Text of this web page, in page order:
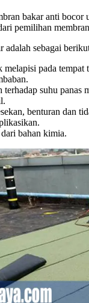
bakar anti
pemilihan
adalah sebagai
pada tempat
terhadap suhu panas
benturan dan
bahan kimia.